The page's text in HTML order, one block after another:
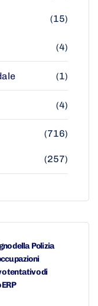
(15)
(4)
(1)
(4)
(716)
(257)
della Polizia
tentativo di